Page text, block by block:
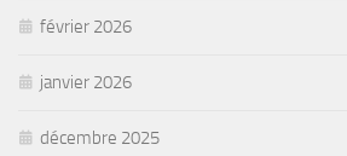
février 2026
janvier 2026
décembre 2025